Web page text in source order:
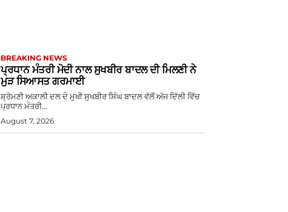
BREAKING NEWS
ਪ੍ਰਧਾਨ ਮੰਤਰੀ ਮੋਦੀ ਨਾਲ ਸੁਖਬੀਰ ਬਾਦਲ ਦੀ ਮਿਲਣੀ ਨੇ
ਮੁੜ ਸਿਆਸਤ ਗਰਮਾਈ
ਸ਼੍ਰੋਮਣੀ ਅਕਾਲੀ ਦਲ ਦੇ ਮੁਖੀ ਸੁਖਬੀਰ ਸਿੰਘ ਬਾਦਲ ਵੱਲੋਂ ਅੱਜ ਦਿੱਲੀ ਵਿੱਚ
ਪ੍ਰਧਾਨ ਮੰਤਰੀ...
August 7, 2026